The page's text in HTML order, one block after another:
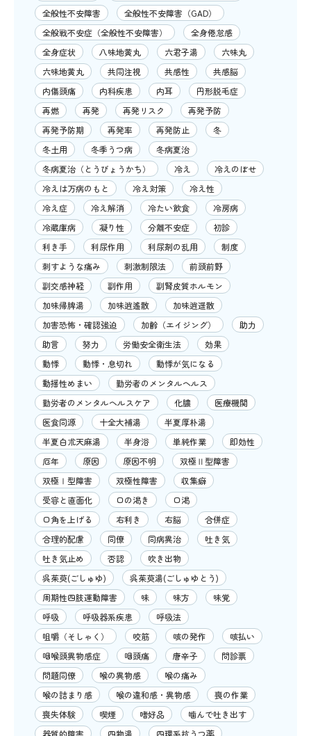
全般性不安障害
全般性不安障害（GAD）
全般戦不安症（全般性不安障害）
全身倦怠感
全身症状
八味地黄丸 六君子湯
六味丸
六味地黄丸
共同注視 共感性
共感脳
内傷頭痛
内科疾患 内耳
円形脱毛症
再燃
再発 再発リスク
再発予防
再発予防期
再発率 再発防止
冬
冬土用
冬季うつ病
冬病夏治
冬病夏治（とうびょうかち）
冷え
冷えのぼせ
冷えは万病のもと
冷え対策
冷え性
冷え症
冷え解消 冷たい飲食
冷房病
冷蔵庫病
凝り性 分離不安症
初診
利き手
利尿作用 利尿剤の乱用
制度
刺すような痛み
刺激制限法
前頭前野
副交感神経
副作用
副腎皮質ホルモン
加味帰脾湯
加味逍遙散
加味逍遥散
加害恐怖・確認強迫
加齢（エイジング）
助力
助言
努力 労働安全衛生法
効果
動悸
動悸・息切れ
動悸が気になる
動揺性めまい
勤労者のメンタルヘルス
勤労者のメンタルヘルスケア
化膿
医療機関
医食同源
十全大補湯
半夏厚朴湯
半夏白朮天麻湯
半身浴 単純作業
即効性
厄年
原因 原因不明
双極Ⅱ型障害
双極Ⅰ型障害
双極性障害
収集癖
受容と直面化
口の渇き
口渇
口角を上げる
右利き 右脳
合併症
合理的配慮
同僚 同病異治
吐き気
吐き気止め
否認
吹き出物
呉茱萸(ごしゅゆ)
呉茱萸湯(ごしゅゆとう)
周期性四肢運動障害
味 味方
味覚
呼吸
呼吸器系疾患
呼吸法
咀嚼（そしゃく）
咬筋 咳の発作
咳払い
咽喉頭異物感症
咽頭痛 唐辛子
問診票
問題同僚
喉の異物感
喉の痛み
喉の詰まり感
喉の違和感・異物感
喪の作業
喪失体験
喫煙 嗜好品
噛んで吐き出す
器質的障害
四物湯 四環系抗うつ薬